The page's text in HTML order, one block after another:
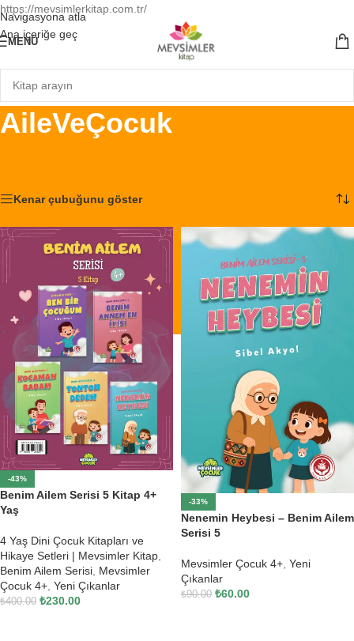
https://mevsimlerkitap.com.tr/
Navigasyona atla
Ana içeriğe geç
MENÜ
AileVeÇocuk
Kenar çubuğunu göster
-43%
Benim Ailem Serisi 5 Kitap 4+
Yaş
4 Yaş Dini Çocuk Kitapları ve
Hikaye Setleri | Mevsimler Kitap
Benim Ailem Serisi Mevsimler
Çocuk 4+ Yeni Çıkanlar
₺400.00 ₺230.00
-33%
Nenemin Heybesi – Benim Ailem
Serisi 5
Mevsimler Çocuk 4+ Yeni
Çıkanlar
₺90.00 ₺60.00